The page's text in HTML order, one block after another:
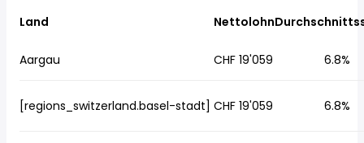
Land Nettolohn
Aargau CHF 19'059 6.8%
[regions_switzerland.basel-stadt] CHF 19'059 6.8%